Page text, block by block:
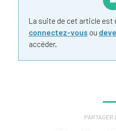
La suite de cet article est
connectez-vous ou
accéder.
PARTAGER